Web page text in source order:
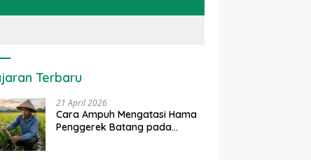
Terbaru
21 April 2026
Cara Ampuh Mengatasi Hama
Penggerek Batang pada